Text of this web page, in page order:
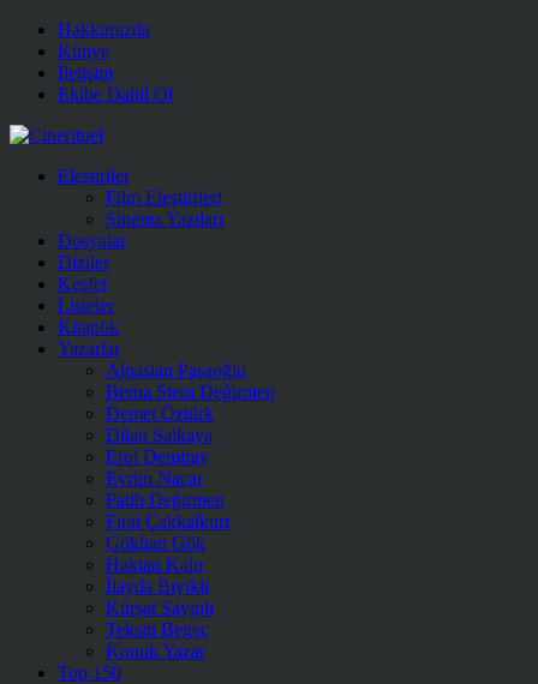
Hakkımızda
Künye
İletişim
Ekibe Dahil Ol
Eleştiriler
Film Eleştirileri
Sinema Yazıları
Dosyalar
Diziler
Keşfet
Listeler
Kitaplık
Yazarlar
Alpaslan Paşaoğlu
Berna Stera Değirmen
Demet Öztürk
Dilan Salkaya
Erol Demiray
Evrim Nacar
Fatih Değirmen
Fırat Çakkalkurt
Gökhan Gök
Haktan Kalır
İlayda Bıyıklı
Kürşat Saygılı
Teksin Begeç
Konuk Yazar
Top 150